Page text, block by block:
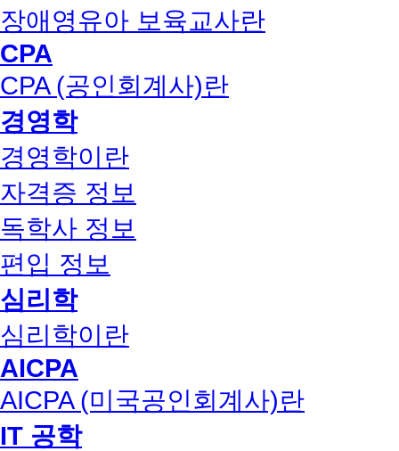
장애영유아 보육교사란
CPA
CPA (공인회계사)란
경영학
경영학이란
자격증 정보
독학사 정보
편입 정보
심리학
심리학이란
AICPA
AICPA (미국공인회계사)란
IT 공학